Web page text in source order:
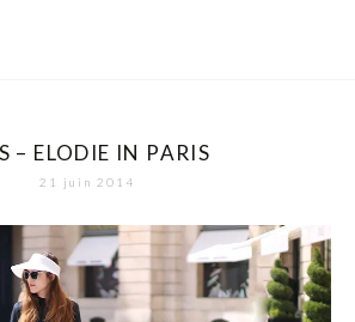
– ELODIE IN PARIS
21 juin 2014